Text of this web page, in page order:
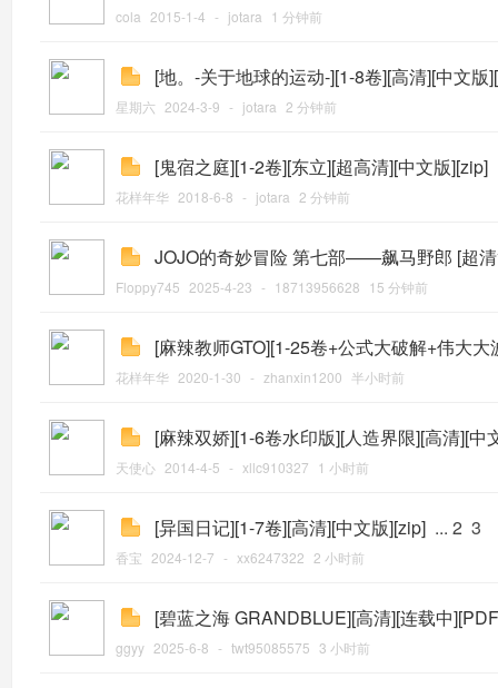
cola 2015-1-4 - jotara 1 分钟前
[地。-关于地球的运动-][1-8卷][高清][中文版
星期六 2024-3-9 - jotara 2 分钟前
[鬼宿之庭][1-2卷][东立][超高清][中文版][zip]
花样年华 2018-6-8 - jotara 2 分钟前
JOJO的奇妙冒险 第七部——飙马野郎 [超
Floppy745 2025-4-23 - 18713956628 15 分钟前
[麻辣教师GTO][1-25卷+公式大破解+伟大
花样年华 2020-1-30 - zhanxin1200 半小时前
[麻辣双娇][1-6卷水印版][人造界限][高清][中
天使心 2014-4-5 - xllc910327 1 小时前
[异国日记][1-7卷][高清][中文版][zip] ... 2 3
香宝 2024-12-7 - xx6247322 2 小时前
[碧蓝之海 GRANDBLUE][高清][连载中
ggyy 2025-6-8 - twt95085575 3 小时前